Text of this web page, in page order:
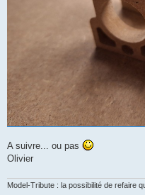
A suivre... ou pas
Olivier
Model-Tribute : la possibilité de refaire